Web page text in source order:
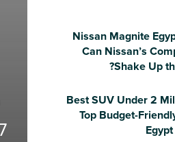
Nissan Magnite
Can Nissan’s
Shake Up
Best SUV Under 2
Top Budget-